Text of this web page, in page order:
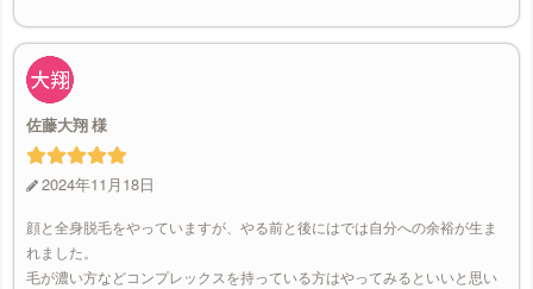
佐藤大翔
2024年11月18日
顔と全身脱毛をやっていますが、やる前と後にはでは自分への余裕が生ま
れました。
毛が濃い方などコンプレックスを持っている方はやってみるといいと思い